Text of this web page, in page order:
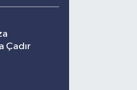
Çadır